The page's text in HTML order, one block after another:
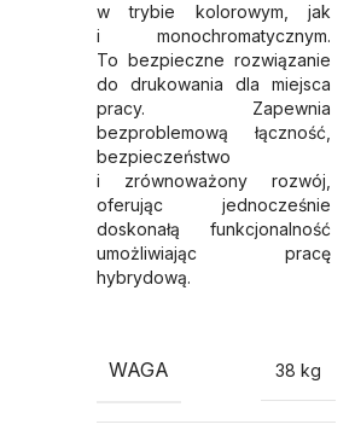
w trybie kolorowym, jak
i monochromatycznym.
To bezpieczne rozwiązanie
do drukowania dla miejsca
pracy. Zapewnia
bezproblemową łączność,
bezpieczeństwo
i zrównoważony rozwój,
oferując jednocześnie
doskonałą funkcjonalność
umożliwiając pracę
hybrydową.
WAGA 38 kg